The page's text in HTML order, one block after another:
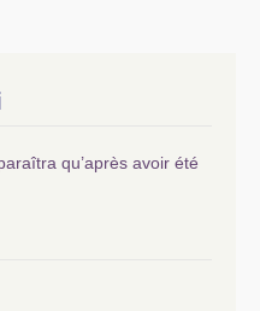
qu’après avoir été